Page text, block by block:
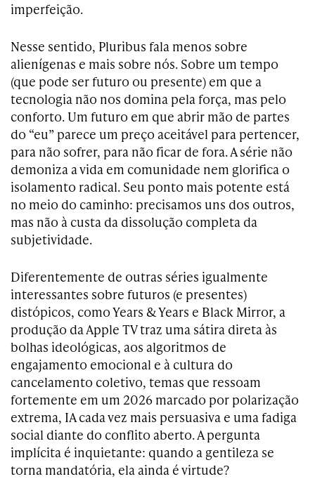
imperfeição.
Nesse sentido, Pluribus fala menos sobre
alienígenas e mais sobre nós. Sobre um tempo
(que pode ser futuro ou presente) em que a
tecnologia não nos domina pela força, mas pelo
conforto. Um futuro em que abrir mão de partes
do “eu” parece um preço aceitável para pertencer,
para não sofrer, para não ficar de fora. A série não
demoniza a vida em comunidade nem glorifica o
isolamento radical. Seu ponto mais potente está
no meio do caminho: precisamos uns dos outros,
mas não à custa da dissolução completa da
subjetividade.
Diferentemente de outras séries igualmente
interessantes sobre futuros (e presentes)
distópicos, como Years & Years e Black Mirror, a
produção da Apple TV traz uma sátira direta às
bolhas ideológicas, aos algoritmos de
engajamento emocional e à cultura do
cancelamento coletivo, temas que ressoam
fortemente em um 2026 marcado por polarização
extrema, IA cada vez mais persuasiva e uma fadiga
social diante do conflito aberto. A pergunta
implícita é inquietante: quando a gentileza se
torna mandatória, ela ainda é virtude?